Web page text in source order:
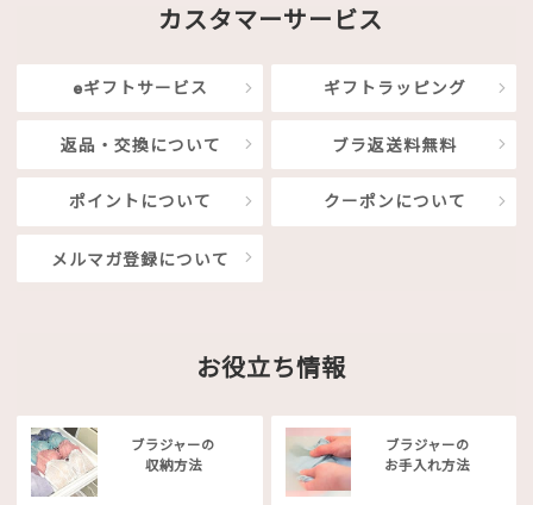
カスタマーサービス
eギフトサービス ギフトラッピング
返品・交換について ブラ返送料無料
ポイントについて クーポンについて
メルマガ登録について
お役立ち情報
ブラジャーの
収納方法
ブラジャーの
お手入れ方法